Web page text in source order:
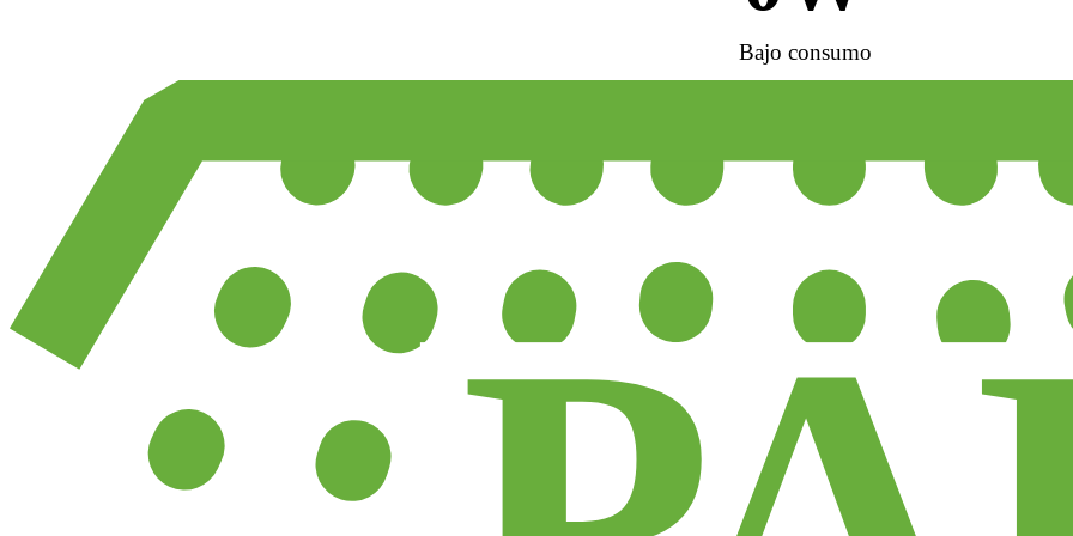
Bajo consumo